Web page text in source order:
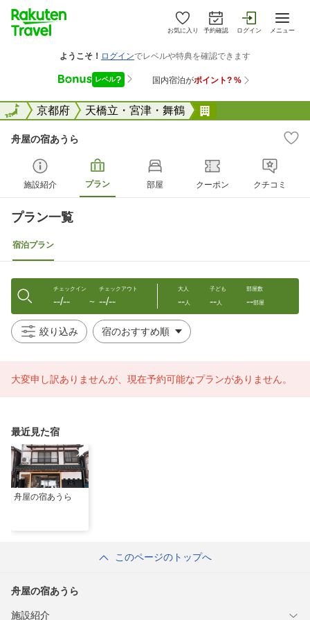
お気に入り 予約確認 ログイン メニュー
全国京都府 天橋立・宮津・舞鶴
全国
舟屋の宿あうら
施設紹介 プラン 部屋 クーポン クチコミ
プラン一覧
宿泊プラン
チェックイン
--/-- 〜
チェックアウト
--/--
大人
--人
子ども
--人
部屋数
--部屋
絞り込み
大変申し訳ありませんが、現在予約可能なプランがありません。
最近見た宿
舟屋の宿あうら
このページのトップへ
舟屋の宿あうら
施設紹介